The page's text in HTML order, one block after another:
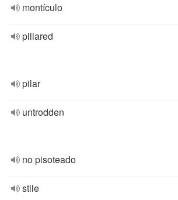
montículo
pillared
pilar
untrodden
no pisoteado
stile